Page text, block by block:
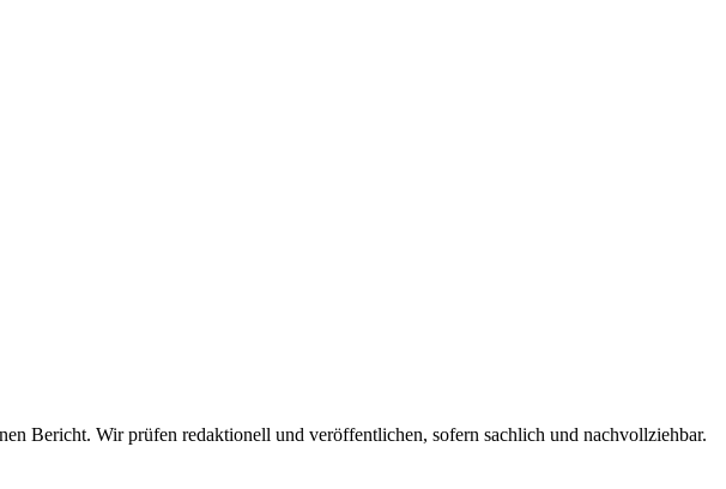
Bericht. Wir prüfen redaktionell und veröffentlichen, sofern sachlich und nachvollziehbar.